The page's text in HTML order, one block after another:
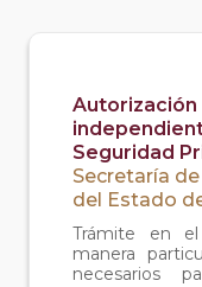
Autorización
Seguridad
Secretaría
del Estado
Trámite en
manera
necesarios